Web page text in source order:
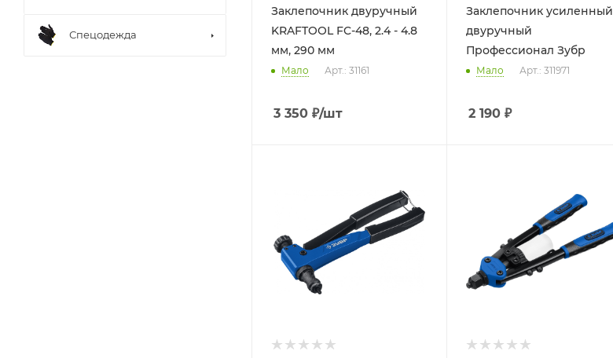
Заклепочник двуручный
KRAFTOOL FC-48, 2.4 - 4.8
мм, 290 мм
Мало Арт.: 31161
3 350 ₽/шт
Заклепочник усиленный
двуручный
Профессионал Зубр
Мало Арт.: 311971
2 190 ₽
Спецодежда